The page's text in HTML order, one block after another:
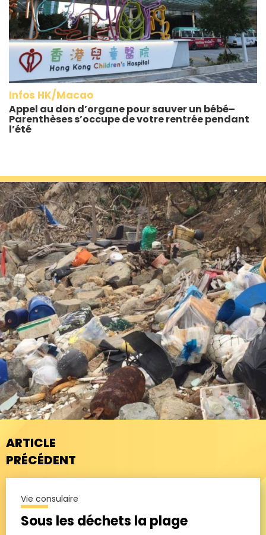
Infos HK/Macao
Appel au don d’organe pour sauver un bébé–
Parenthèses s’occupe de votre rentrée pendant
l’été
ARTICLE
PRÉCÉDENT
Vie consulaire
Sous les déchets la plage